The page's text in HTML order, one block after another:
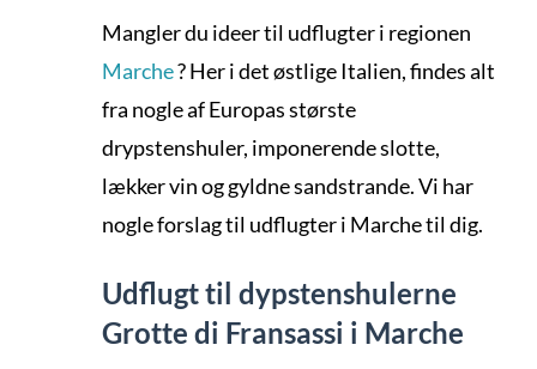
Mangler du ideer til udflugter i regionen
Marche? Her i det østlige Italien, findes alt
fra nogle af Europas største
drypstenshuler, imponerende slotte,
lækker vin og gyldne sandstrande. Vi har
nogle forslag til udflugter i Marche til dig.
Udflugt til dypstenshulerne
Grotte di Fransassi i Marche